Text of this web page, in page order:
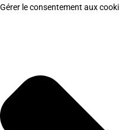
Gérer le consentement aux